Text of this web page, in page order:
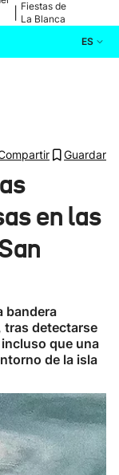
Fiestas de
La Blanca
ES
Guardar
en las
bandera
tras detectarse
que una
de la isla